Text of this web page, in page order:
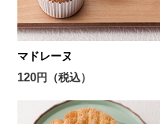
マドレーヌ
120円（税込）